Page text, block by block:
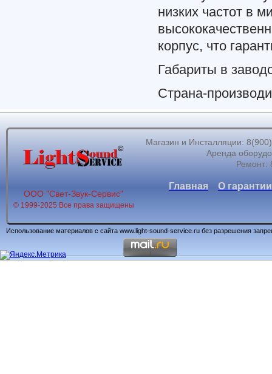
низких частот в
корпус, что
Габариты в
Страна-
Магазин и Инсталляции:
Аренда
Ремонт:
ООО "Свет-Звук-Сервис"
© 1999-2025 Все права защищены
Главная О гарантии
Использование материалов с сайта www.light-sound-service.ru без разрешения